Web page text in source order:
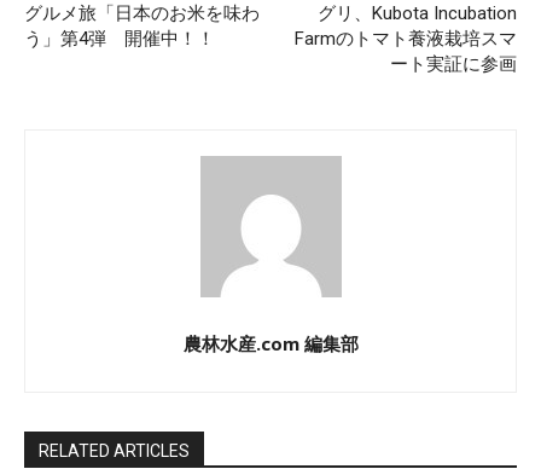
グルメ旅「日本のお米を味わ
う」第4弾 開催中！！
グリ、Kubota Incubation
Farmのトマト養液栽培スマ
ート実証に参画
農林水産.com 編集部
RELATED ARTICLES